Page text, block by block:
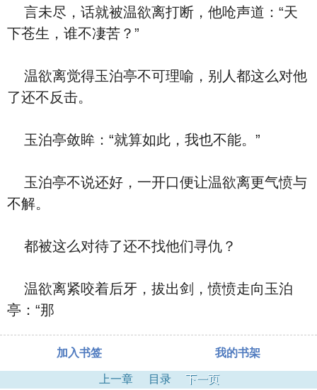
言未尽，话就被温欲离打断，他呛声道：“天
下苍生，谁不凄苦？”
温欲离觉得玉泊亭不可理喻，别人都这么对他
了还不反击。
玉泊亭敛眸：“就算如此，我也不能。”
玉泊亭不说还好，一开口便让温欲离更气愤与
不解。
都被这么对待了还不找他们寻仇？
温欲离紧咬着后牙，拔出剑，愤愤走向玉泊
亭：“那
加入书签 我的书架
上一章 目录 下一页